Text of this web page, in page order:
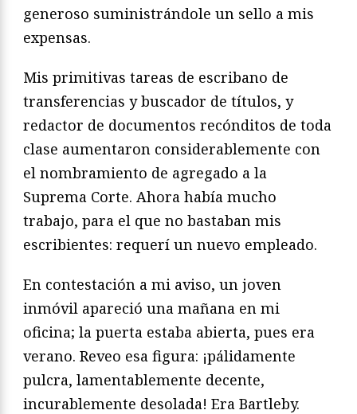
generoso suministrándole un sello a mis
expensas.
Mis primitivas tareas de escribano de
transferencias y buscador de títulos, y
redactor de documentos recónditos de toda
clase aumentaron considerablemente con
el nombramiento de agregado a la
Suprema Corte. Ahora había mucho
trabajo, para el que no bastaban mis
escribientes: requerí un nuevo empleado.
En contestación a mi aviso, un joven
inmóvil apareció una mañana en mi
oficina; la puerta estaba abierta, pues era
verano. Reveo esa figura: ¡pálidamente
pulcra, lamentablemente decente,
incurablemente desolada! Era Bartleby.